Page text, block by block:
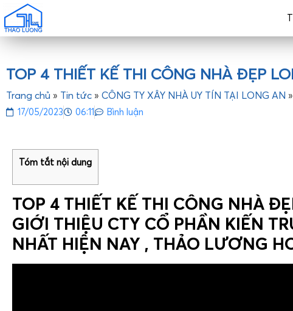
TOP 4 THIẾT KẾ THI CÔNG NHÀ ĐẸP
Trang chủ » Tin tức » CÔNG TY XÂY NHÀ UY TÍN TẠI LONG AN »
17/05/2023 06:11 Bình luận
Tóm tắt nội dung
TOP 4 THIẾT KẾ THI CÔNG NHÀ
GIỚI THIỆU CTY CỔ PHẦN KIẾN
NHẤT HIỆN NAY , THẢO LƯƠNG